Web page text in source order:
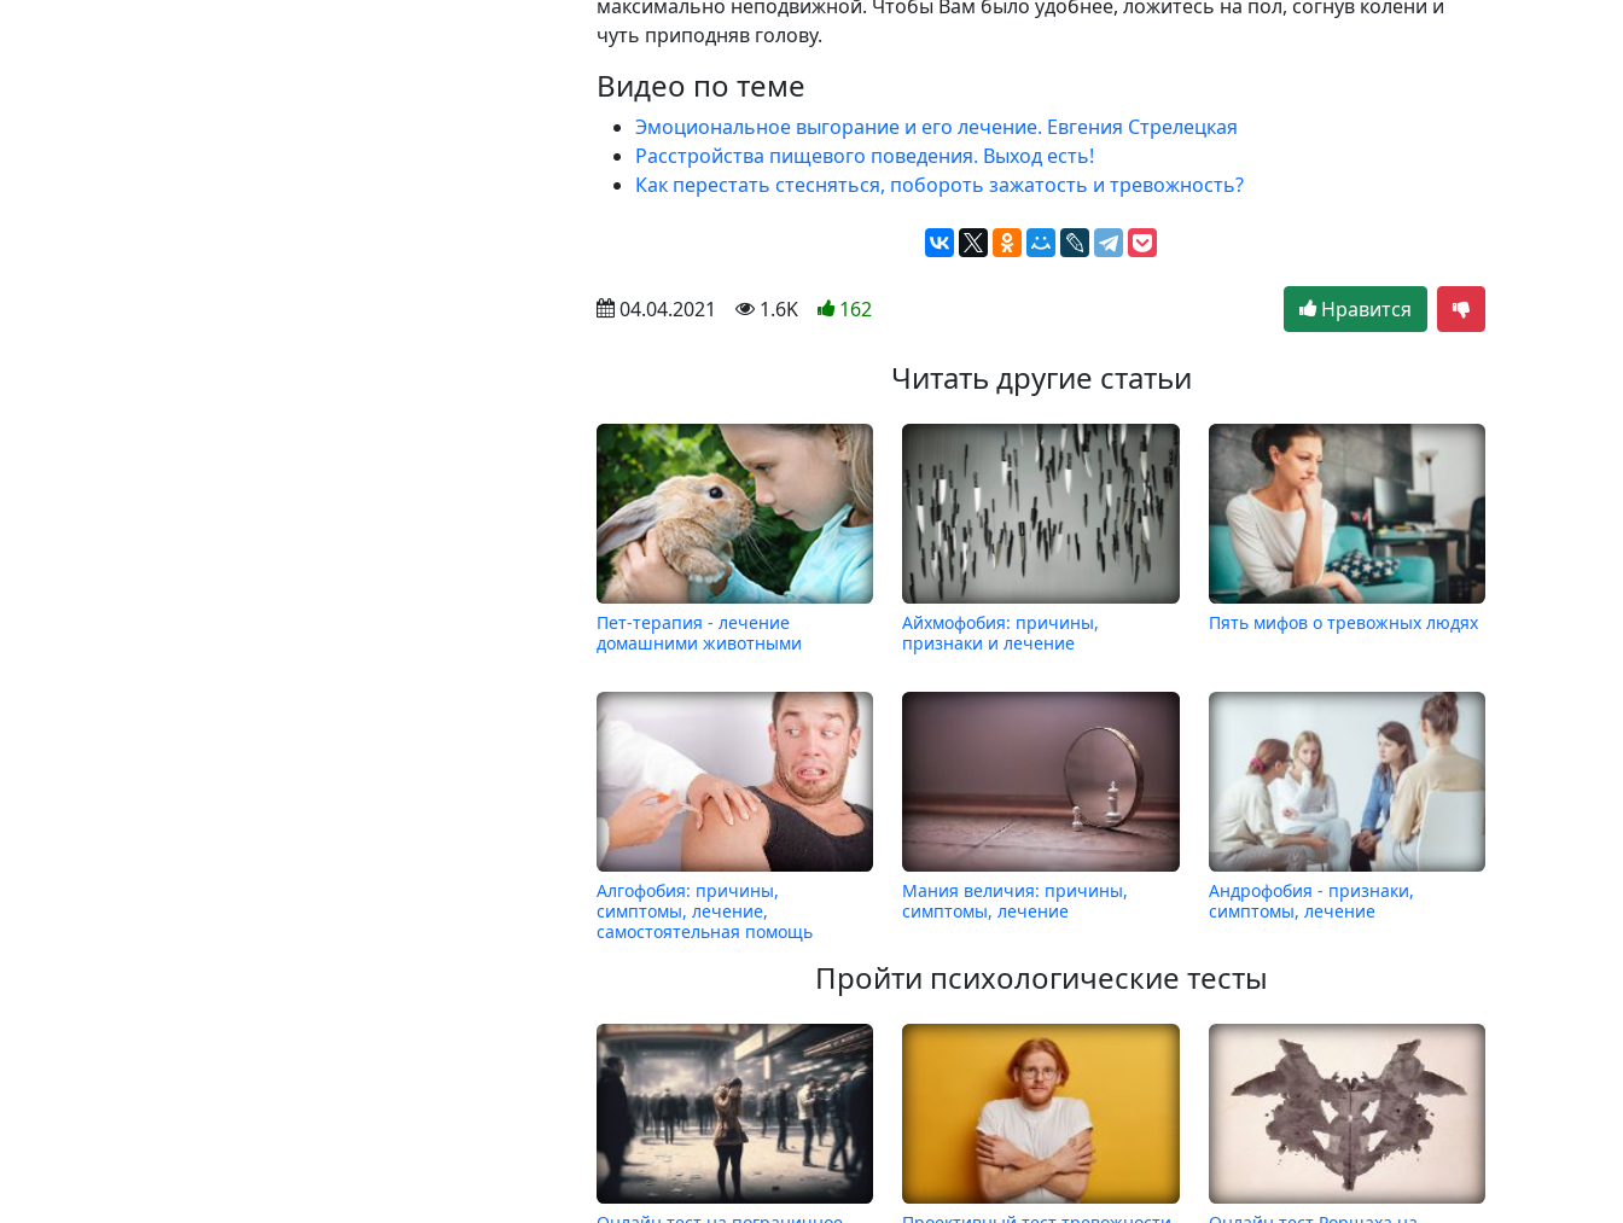
максимально неподвижной. Чтобы Вам было удобнее, ложитесь на пол, согнув колени и
чуть приподняв голову.
Видео по теме
Эмоциональное выгорание и его лечение. Евгения Стрелецкая
Расстройства пищевого поведения. Выход есть!
Как перестать стесняться, побороть зажатость и тревожность?
04.04.2021 1.6K 162 Нравится
Читать другие статьи
Пет-терапия - лечение
домашними животными
Айхмофобия: причины,
признаки и лечение
Пять мифов о тревожных людях
Алгофобия: причины,
симптомы, лечение,
самостоятельная помощь
Мания величия: причины,
симптомы, лечение
Андрофобия - признаки,
симптомы, лечение
Пройти психологические тесты